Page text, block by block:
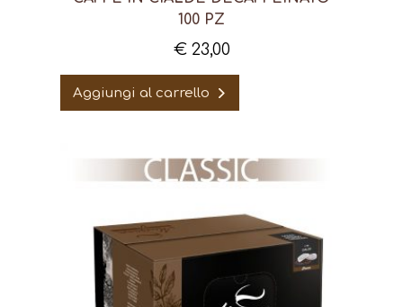
100 PZ
€23,00
Aggiungi al carrello